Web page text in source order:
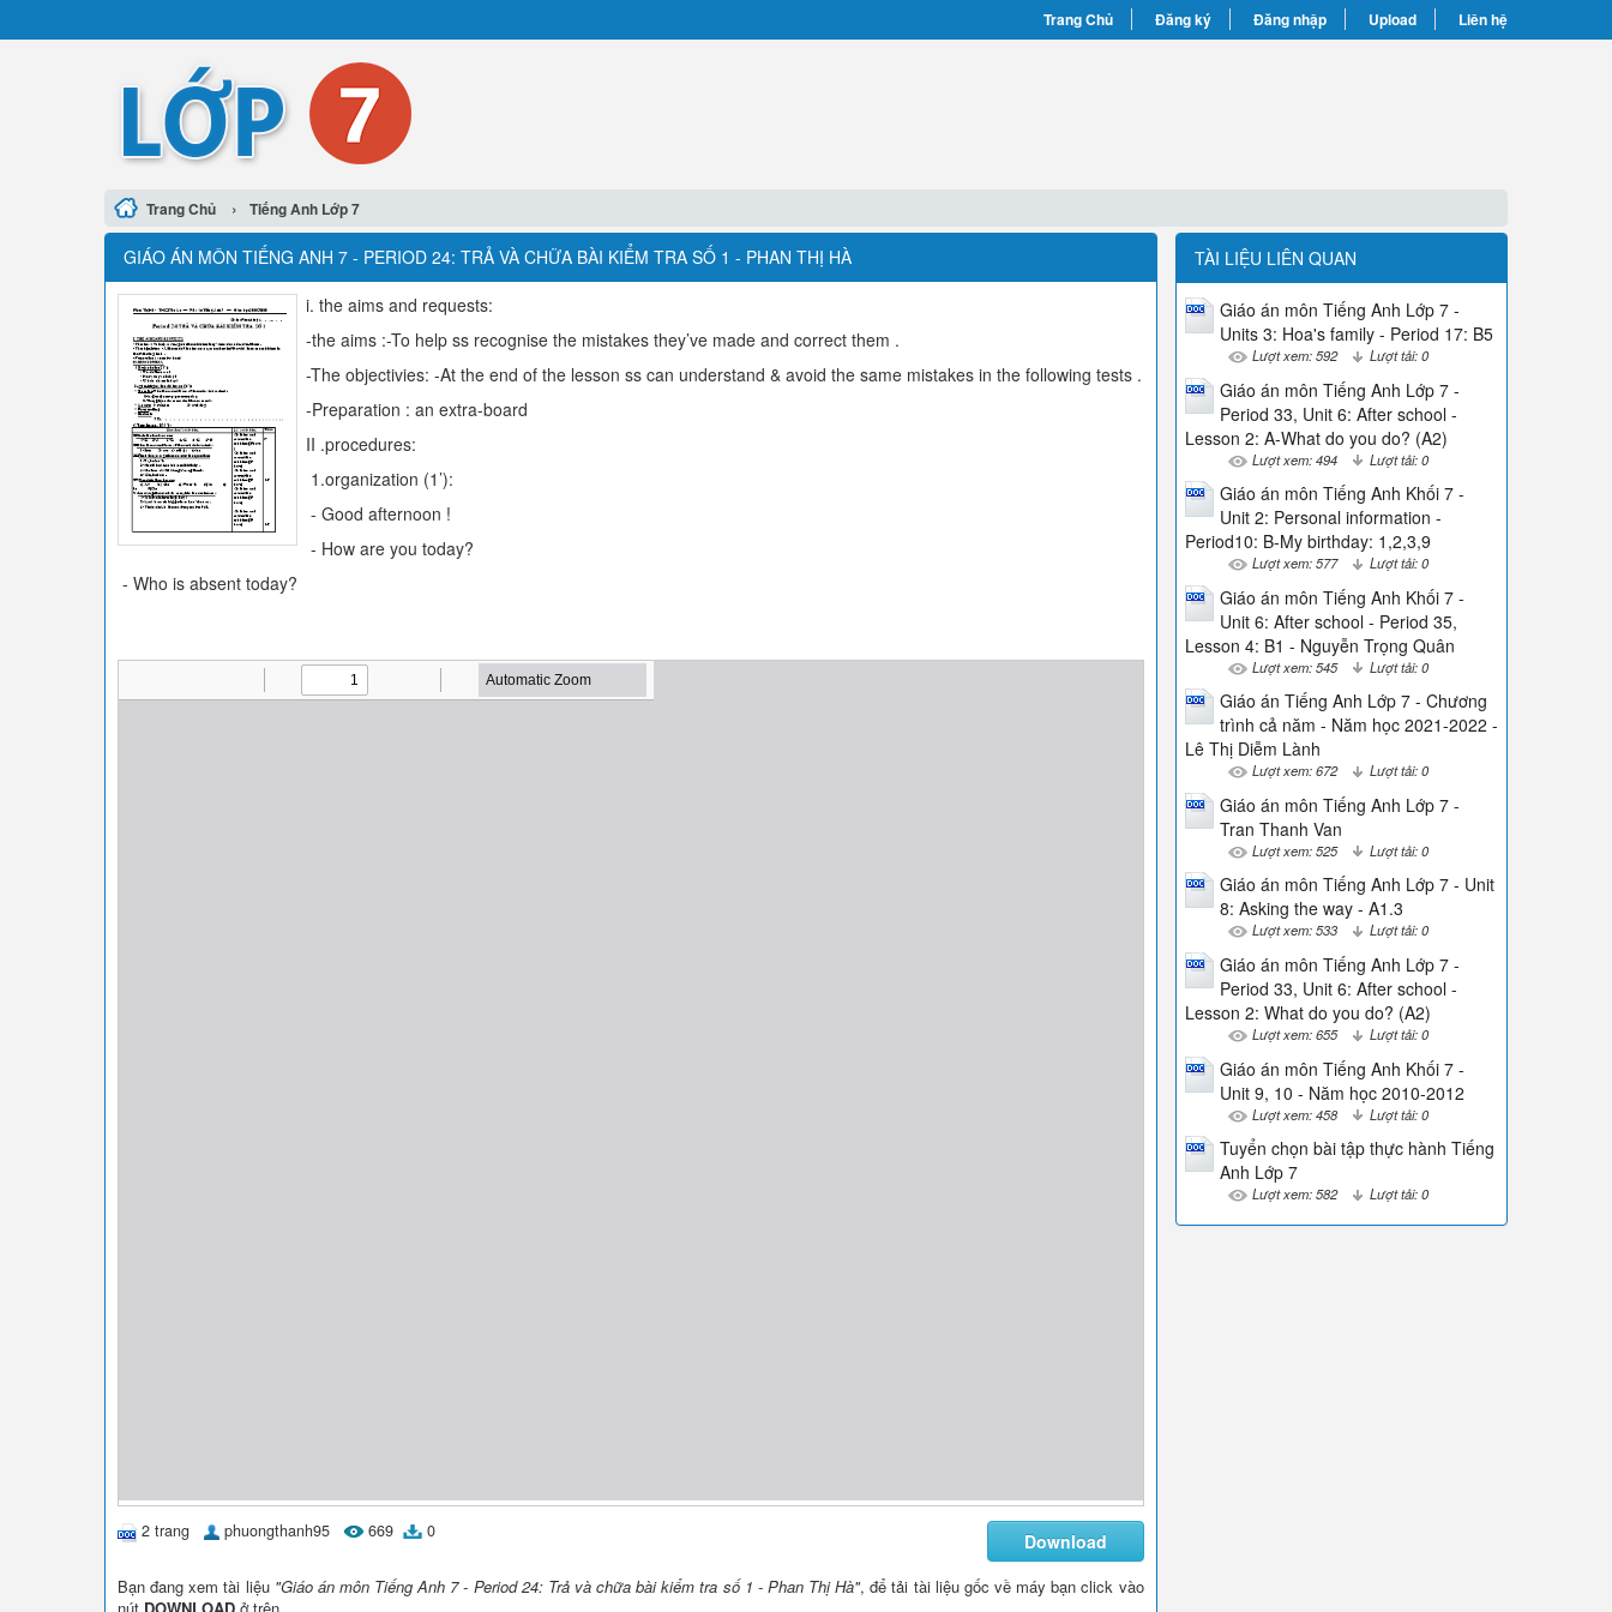
Trang Chủ Đăng ký Đăng nhập Upload Liên hệ
Trang Chủ › Tiếng Anh Lớp 7
GIÁO ÁN MÔN TIẾNG ANH 7 - PERIOD 24: TRẢ VÀ CHỮA BÀI KIỂM TRA SỐ 1 - PHAN THỊ HÀ
i. the aims and requests:
-the aims :-To help ss recognise the mistakes they’ve made and correct them .
-The objectivies: -At the end of the lesson ss can understand & avoid the same mistakes in the following tests .
-Preparation : an extra-board
II .procedures:
1.organization (1’):
- Good afternoon !
- How are you today?
- Who is absent today?
2 trang phuongthanh95 669 0 Download
Bạn đang xem tài liệu "Giáo án môn Tiếng Anh 7 - Period 24: Trả và chữa bài kiểm tra số 1 - Phan Thị Hà", để tải tài liệu gốc về máy bạn click vào
TÀI LIỆU LIÊN QUAN
Giáo án môn Tiếng Anh Lớp 7 -
Units 3: Hoa's family - Period 17: B5
Lượt xem: 592 Lượt tải: 0
Giáo án môn Tiếng Anh Lớp 7 -
Period 33, Unit 6: After school -
Lesson 2: A-What do you do? (A2)
Lượt xem: 494 Lượt tải: 0
Giáo án môn Tiếng Anh Khối 7 -
Unit 2: Personal information -
Period10: B-My birthday: 1,2,3,9
Lượt xem: 577 Lượt tải: 0
Giáo án môn Tiếng Anh Khối 7 -
Unit 6: After school - Period 35,
Lesson 4: B1 - Nguyễn Trọng Quân
Lượt xem: 545 Lượt tải: 0
Giáo án Tiếng Anh Lớp 7 - Chương
trình cả năm - Năm học 2021-2022 -
Lê Thị Diễm Lành
Lượt xem: 672 Lượt tải: 0
Giáo án môn Tiếng Anh Lớp 7 -
Tran Thanh Van
Lượt xem: 525 Lượt tải: 0
Giáo án môn Tiếng Anh Lớp 7 - Unit
8: Asking the way - A1.3
Lượt xem: 533 Lượt tải: 0
Giáo án môn Tiếng Anh Lớp 7 -
Period 33, Unit 6: After school -
Lesson 2: What do you do? (A2)
Lượt xem: 655 Lượt tải: 0
Giáo án môn Tiếng Anh Khối 7 -
Unit 9, 10 - Năm học 2010-2012
Lượt xem: 458 Lượt tải: 0
Tuyển chọn bài tập thực hành Tiếng
Anh Lớp 7
Lượt xem: 582 Lượt tải: 0